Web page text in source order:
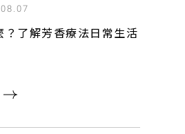
？了解芳香療法日常生活